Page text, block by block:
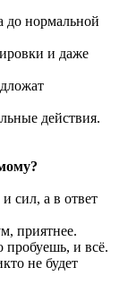
до нормальной
и даже
действия.
сил, а в ответ
приятнее.
и всё.
не будет